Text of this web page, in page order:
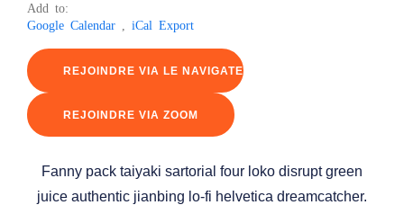
Add to:
Google Calendar
iCal Export
REJOINDRE VIA LE NAVIGATEUR
REJOINDRE VIA ZOOM
Fanny pack taiyaki sartorial four loko disrupt green
juice authentic jianbing lo-fi helvetica dreamcatcher.